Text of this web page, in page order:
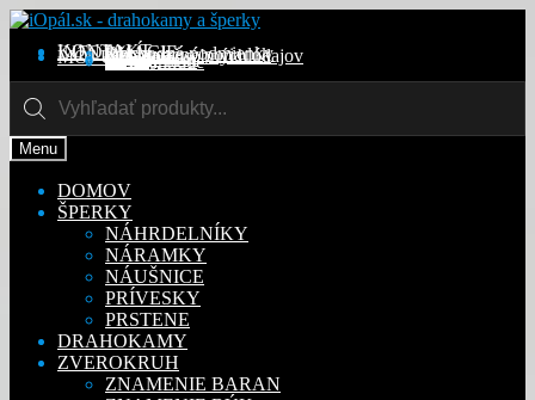
Preskočiť
navigáciu
Preskočiť
obsah
KONTAKT
INFORMÁCIE
Obchodné podmienky
Reklamačný poriadok
Ochrana osobných údajov
MÔJ ÚČETObjednávky
Adresy
Detaily účtu
Na stiahnutie
search
Menu
DOMOV
ŠPERKY
NÁHRDELNÍKY
NÁRAMKY
NÁUŠNICE
PRÍVESKY
PRSTENE
DRAHOKAMY
ZVEROKRUH
ZNAMENIE BARAN